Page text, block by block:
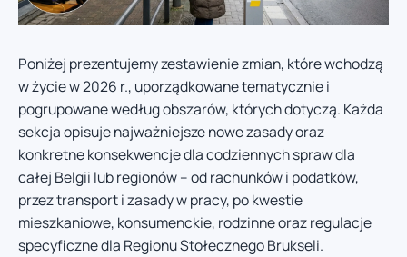
Poniżej prezentujemy zestawienie zmian, które wchodzą
w życie w 2026 r., uporządkowane tematycznie i
pogrupowane według obszarów, których dotyczą. Każda
sekcja opisuje najważniejsze nowe zasady oraz
konkretne konsekwencje dla codziennych spraw dla
całej Belgii lub regionów – od rachunków i podatków,
przez transport i zasady w pracy, po kwestie
mieszkaniowe, konsumenckie, rodzinne oraz regulacje
specyficzne dla Regionu Stołecznego Brukseli.